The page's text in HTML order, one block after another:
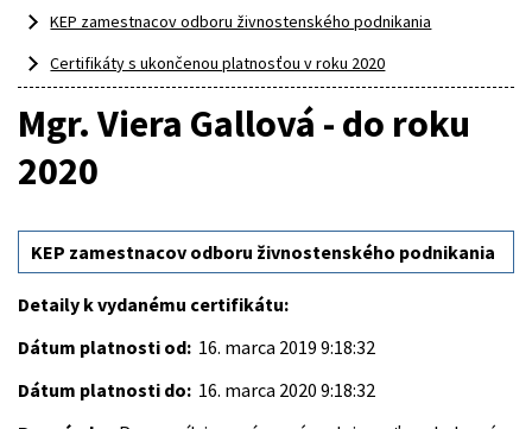
KEP zamestnacov odboru živnostenského podnikania
Certifikáty s ukončenou platnosťou v roku 2020
Mgr. Viera Gallová - do roku
2020
KEP zamestnacov odboru živnostenského podnikania
Detaily k vydanému certifikátu:
Dátum platnosti od: 16. marca 2019 9:18:32
Dátum platnosti do: 16. marca 2020 9:18:32